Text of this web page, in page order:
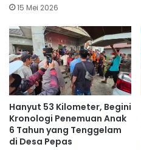
15 Mei 2026
Hanyut 53 Kilometer, Begini
Kronologi Penemuan Anak
6 Tahun yang Tenggelam
di Desa Pepas